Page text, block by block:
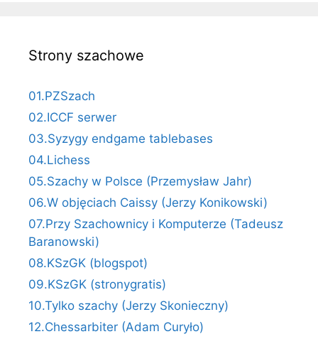
Strony szachowe
01.PZSzach
02.ICCF serwer
03.Syzygy endgame tablebases
04.Lichess
05.Szachy w Polsce (Przemysław Jahr)
06.W objęciach Caissy (Jerzy Konikowski)
07.Przy Szachownicy i Komputerze (Tadeusz
Baranowski)
08.KSzGK (blogspot)
09.KSzGK (stronygratis)
10.Tylko szachy (Jerzy Skonieczny)
12.Chessarbiter (Adam Curyło)